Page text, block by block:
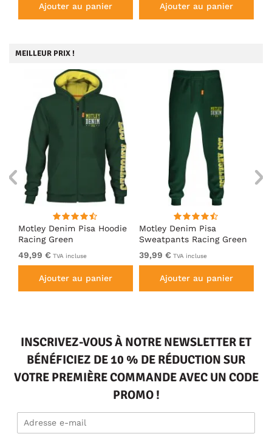
Ajouter au panier Ajouter au panier
MEILLEUR PRIX !
Motley Denim Pisa Hoodie
Racing Green
49,99 € TVA incluse
Ajouter au panier
Motley Denim Pisa
Sweatpants Racing Green
39,99 € TVA incluse
Ajouter au panier
INSCRIVEZ-VOUS À NOTRE NEWSLETTER ET
BÉNÉFICIEZ DE 10 % DE RÉDUCTION SUR
VOTRE PREMIÈRE COMMANDE AVEC UN CODE
PROMO !